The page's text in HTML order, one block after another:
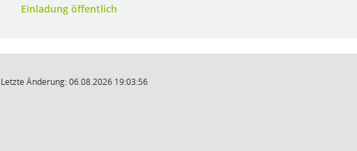
Einladung öffentlich
Änderung: 06.08.2026 19:03:56